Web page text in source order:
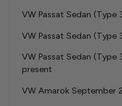
VW Passat Sedan
VW Passat Sedan (Type
VW Passat Sedan (Type
present
VW Amarok September